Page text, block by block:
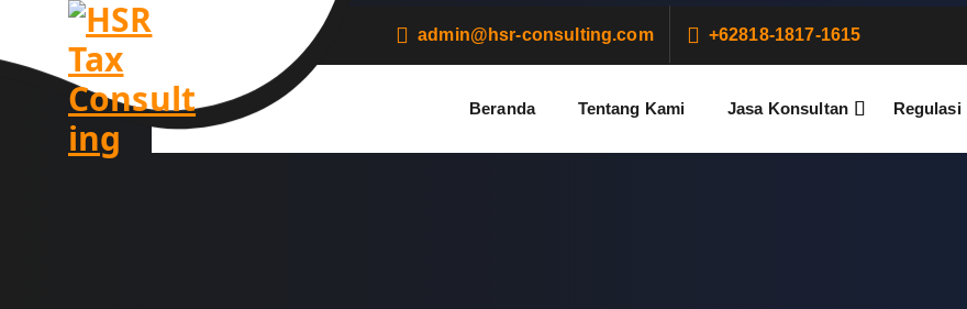
i
admin@hsr-consulting.com +62818-1817-1615
Beranda Tentang Kami Jasa Konsultan Regulasi